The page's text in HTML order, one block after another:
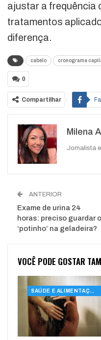
ajustar a frequência
tratamentos
diferença.
cabelo cronograma
0
Compartilhar
WhatsApp
Milena
Jornalista
ANTERIOR
Exame de urina 24
horas: preciso guardar o
‘potinho’ na geladeira?
VOCÊ PODE GOSTAR
SAÚDE E ALIMENTAÇÃO